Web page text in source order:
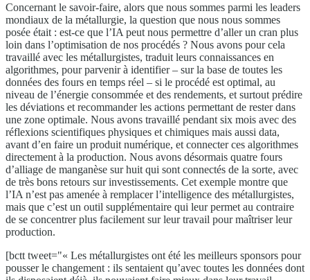
Concernant le savoir-faire, alors que nous sommes parmi les leaders
mondiaux de la métallurgie, la question que nous nous sommes
posée était : est-ce que l’IA peut nous permettre d’aller un cran plus
loin dans l’optimisation de nos procédés ? Nous avons pour cela
travaillé avec les métallurgistes, traduit leurs connaissances en
algorithmes, pour parvenir à identifier – sur la base de toutes les
données des fours en temps réel – si le procédé est optimal, au
niveau de l’énergie consommée et des rendements, et surtout prédire
les déviations et recommander les actions permettant de rester dans
une zone optimale. Nous avons travaillé pendant six mois avec des
réflexions scientifiques physiques et chimiques mais aussi data,
avant d’en faire un produit numérique, et connecter ces algorithmes
directement à la production. Nous avons désormais quatre fours
d’alliage de manganèse sur huit qui sont connectés de la sorte, avec
de très bons retours sur investissements. Cet exemple montre que
l’IA n’est pas amenée à remplacer l’intelligence des métallurgistes,
mais que c’est un outil supplémentaire qui leur permet au contraire
de se concentrer plus facilement sur leur travail pour maîtriser leur
production.
[bctt tweet="« Les métallurgistes ont été les meilleurs sponsors pour
pousser le changement : ils sentaient qu’avec toutes les données dont